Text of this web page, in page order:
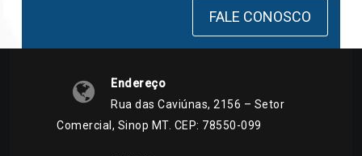
FALE CONOSCO
Endereço
Rua das Caviúnas, 2156 – Setor
Comercial, Sinop MT. CEP: 78550-099